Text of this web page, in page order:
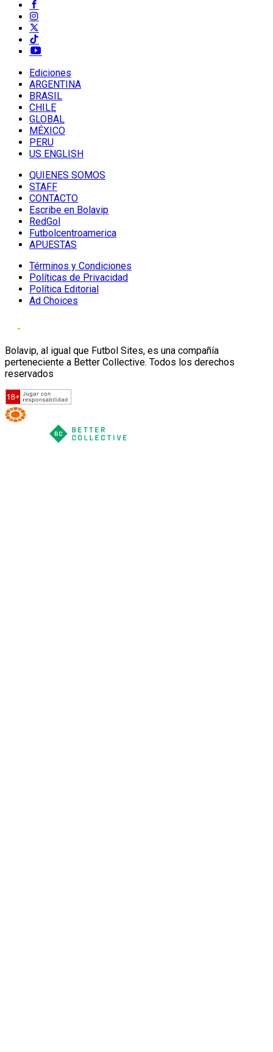
Ediciones
ARGENTINA
BRASIL
CHILE
GLOBAL
MÉXICO
PERU
US ENGLISH
QUIENES SOMOS
STAFF
CONTACTO
Escribe en Bolavip
RedGol
Futbolcentroamerica
APUESTAS
Términos y Condiciones
Políticas de Privacidad
Política Editorial
Ad Choices
Bolavip, al igual que Futbol Sites, es una compañía
perteneciente a Better Collective. Todos los derechos
reservados